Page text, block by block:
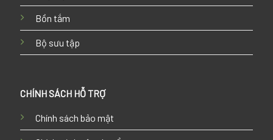
Bồn tắm
Bộ sưu tập
CHÍNH SÁCH HỖ TRỢ
Chính sách bảo mật